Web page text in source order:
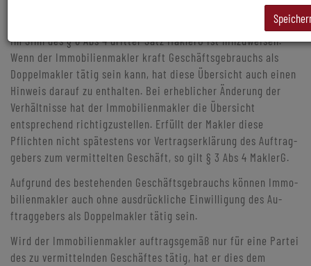
Höhe der Ver­mit­tlungs­pro­vi­sion ist gesondert an­zu­füh­ren; auf
ein allfälliges wirt­schaft­lich­es oder familiäres Naheverhältnis
im Sinn des § 6 Abs 4 dritter Satz MaklerG ist hinzuweisen.
Wenn der Immobilienmakler kraft Ge­schäfts­ge­brauchs als
Dop­pel­mak­ler tätig sein kann, hat diese Übersicht auch einen
Hinweis darauf zu enthalten. Bei erheblicher Änderung der
Verhältnisse hat der Immo­bi­lien­ma­kler die Übersicht
entsprechend richtigzustellen. Erfüllt der Makler diese
Pflichten nicht spätestens vor Vertragserklärung des Auf­trag­
ge­bers zum ver­mit­telt­en Geschäft, so gilt § 3 Abs 4 MaklerG.
Aufgrund des bestehenden Geschäftsgebrauchs können Immo­
bilien­makler auch ohne ausdrückliche Einwilligung des Au­
ftrag­ge­bers als Doppelmakler tätig sein.
Wird der Immobilienmakler auftragsgemäß nur für eine Partei
des zu ver­mit­teln­den Geschäftes tätig, hat er dies dem